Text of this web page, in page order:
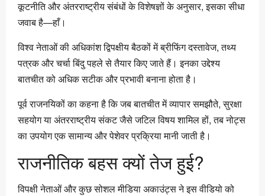
कूटनीति और अंतरराष्ट्रीय संबंधों के विशेषज्ञों के अनुसार, इसका सीधा
जवाब है—हाँ।
विश्व नेताओं की अधिकांश द्विपक्षीय बैठकों में ब्रीफिंग दस्तावेज, तथ्य
पत्रक और चर्चा बिंदु पहले से तैयार किए जाते हैं। इनका उद्देश्य
बातचीत को अधिक सटीक और प्रभावी बनाना होता है।
पूर्व राजनयिकों का कहना है कि जब बातचीत में व्यापार समझौते, सुरक्षा
सहयोग या अंतरराष्ट्रीय संकट जैसे जटिल विषय शामिल हों, तब नोट्स
का उपयोग एक सामान्य और पेशेवर प्रक्रिया मानी जाती है।
राजनीतिक बहस क्यों तेज हुई?
विपक्षी नेताओं और कुछ सोशल मीडिया अकाउंट्स ने इस वीडियो को